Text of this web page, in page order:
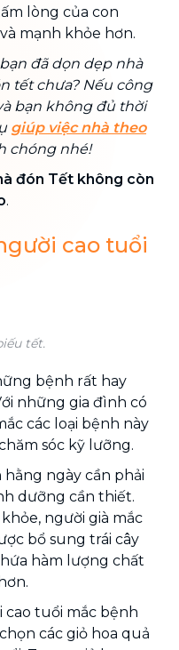
lòng của con
mạnh khỏe hơn.
đã dọn dẹp nhà
tết chưa? Nếu công
bạn không đủ thời
giúp việc nhà theo
chóng nhé!
đón Tết không còn
.
cao tuổi
tết.
bệnh rất hay
những gia đình có
các loại bệnh này
sóc kỹ lưỡng.
ngày cần phải
dưỡng cần thiết.
người già mắc
bổ sung trái cây
hàm lượng chất
cao tuổi mắc bệnh
các giỏ hoa quả